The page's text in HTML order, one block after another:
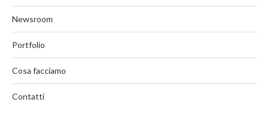
Newsroom
Portfolio
Cosa facciamo
Contatti